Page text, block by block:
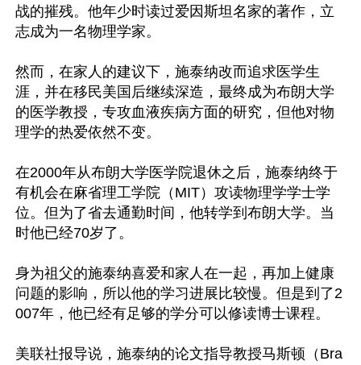
战的摧残。他年少时读过爱因斯坦名家的著作，立
志成为一名物理学家。
然而，在家人的建议下，施泰纳改而追求医学生
涯，并在移民美国后继续深造，最终成为布朗大学
的医学教授，专攻血液疾病方面的研究，但他对物
理学的热爱依然不变。
在2000年从布朗大学医学院退休之后，施泰纳终于
有机会在麻省理工学院（MIT）攻读物理学学士学
位。但为了省去通勤时间，他转学到布朗大学。当
时他已经70岁了。
身为祖父的施泰纳喜爱和家人在一起，再加上健康
问题的影响，所以他的学习进展比较慢。但是到了2
007年，他已经有足够的学分可以修读博士课程。
美联社报导说，施泰纳的论文指导教授马斯顿（Bra